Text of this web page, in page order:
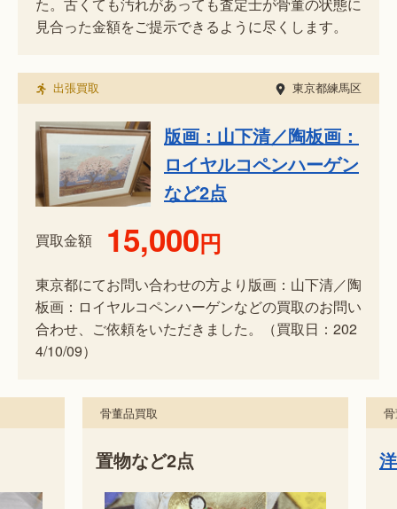
見合った金額をご提示できるように尽くします。
出張買取 東京都練馬区
版画：山下清／陶板画：
ロイヤルコペンハーゲン
など2点
買取金額 15,000円
東京都にてお問い合わせの方より版画：山下清／陶
板画：ロイヤルコペンハーゲンなどの買取のお問い
合わせ、ご依頼をいただきました。（買取日：202
4/10/09）
骨董品買取
置物など2点
骨
洋